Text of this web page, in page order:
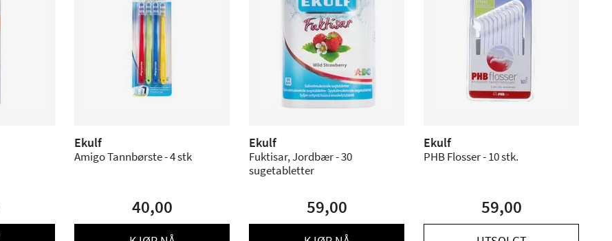
Ekulf
Amigo Tannbørste - 4 stk
40,00
Ekulf
Fuktisar, Jordbær - 30
sugetabletter
59,00
Ekulf
PHB Flosser - 10 stk.
59,00